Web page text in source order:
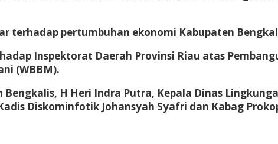
terhadap pertumbuhan ekonomi Kabupaten
Inspektorat Daerah Provinsi Riau atas
(WBBM).
H Heri Indra Putra, Kepala Dinas
Diskominfotik Johansyah Syafri dan Kabag